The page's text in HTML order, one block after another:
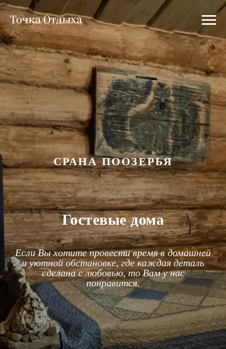
СРАНА ПООЗЕРЬЯ
Гостевые дома
Если Вы хотите провести время в домашней
и уютной обстановке, где каждая деталь
сделана с любовью, то Вам у нас
понравится.